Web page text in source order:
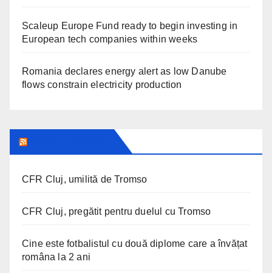
Scaleup Europe Fund ready to begin investing in
European tech companies within weeks
Romania declares energy alert as low Danube
flows constrain electricity production
CFR Cluj, umilită de Tromso
CFR Cluj, pregătit pentru duelul cu Tromso
Cine este fotbalistul cu două diplome care a învățat
româna la 2 ani